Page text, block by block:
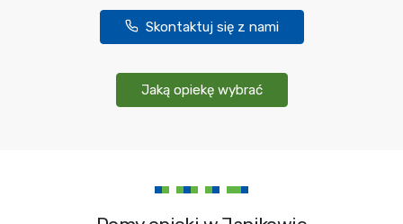
Skontaktuj się z nami
Jaką opiekę wybrać